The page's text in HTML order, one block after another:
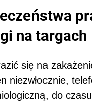
na targach
się na
niezwłocznie,
do